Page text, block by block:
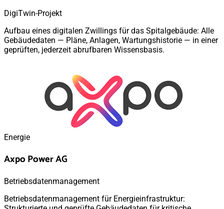
DigiTwin-Projekt
Aufbau eines digitalen Zwillings für das Spitalgebäude: Alle
Gebäudedaten — Pläne, Anlagen, Wartungshistorie — in einer
geprüften, jederzeit abrufbaren Wissensbasis.
Energie
Axpo Power AG
Betriebsdatenmanagement
Betriebsdatenmanagement für Energieinfrastruktur: